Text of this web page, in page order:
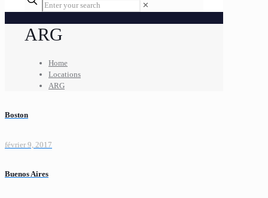
✕
ARG
Home
Locations
ARG
Boston
février 9, 2017
Buenos Aires